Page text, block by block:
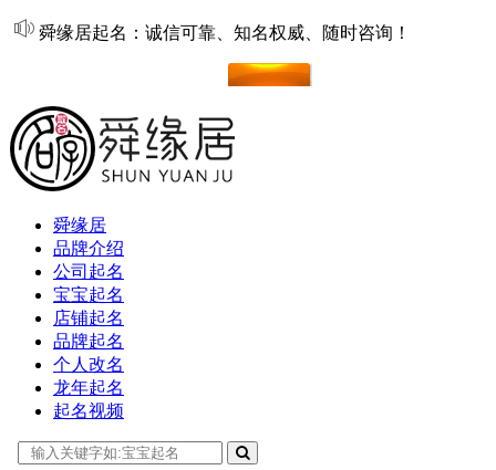
舜缘居起名：诚信可靠、知名权威、随时咨询！
舜缘居
品牌介绍
公司起名
宝宝起名
店铺起名
品牌起名
个人改名
龙年起名
起名视频